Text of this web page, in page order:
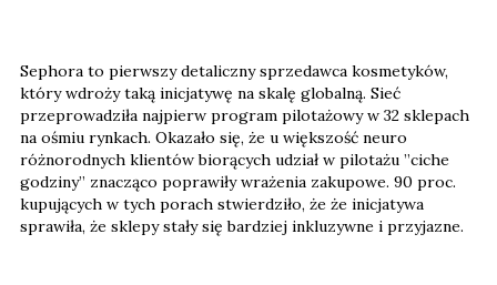
Sephora to pierwszy detaliczny sprzedawca kosmetyków,
który wdroży taką inicjatywę na skalę globalną. Sieć
przeprowadziła najpierw program pilotażowy w 32 sklepach
na ośmiu rynkach. Okazało się, że u większość neuro
różnorodnych klientów biorących udział w pilotażu ​​”ciche
godziny” znacząco poprawiły wrażenia zakupowe. 90 proc.
kupujących w tych porach stwierdziło, że ​​że inicjatywa
sprawiła, że ​​sklepy stały się bardziej inkluzywne i przyjazne.